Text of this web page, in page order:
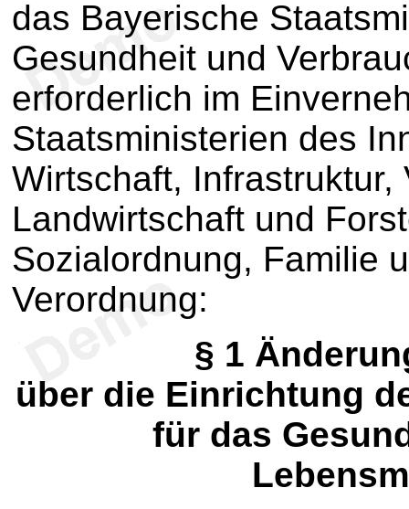
das Bayerische
Gesundheit und
erforderlich im
Staatsministerien des
Wirtschaft, Infrastruktur,
Landwirtschaft und
Sozialordnung, Familie
Verordnung:
§ 1
über die Einrichtung
für das